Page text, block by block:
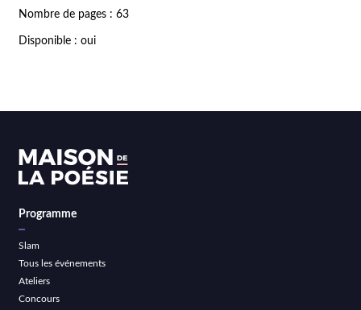
Nombre de pages : 63
Disponible : oui
Programme
Slam
Tous les événements
Ateliers
Concours